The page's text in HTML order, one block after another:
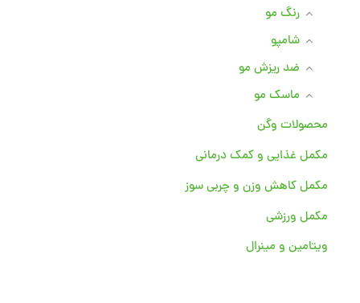
رنگ مو
شامپو
ضد ریزش مو
ماسک مو
محصولات وگن
مکمل غذایی و کمک درمانی
مکمل کاهش وزن و چربی سوز
مکمل ورزشی
ویتامین و مینرال